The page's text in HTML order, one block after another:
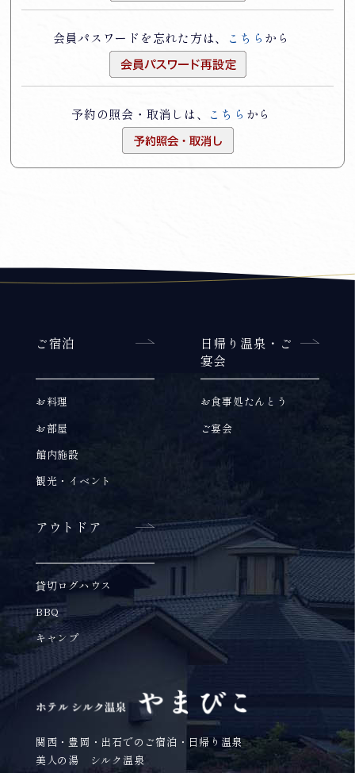
会員パスワードを忘れた方は、 こちら から
予約の照会・取消しは、 こちら から
ご宿泊
お料理
お部屋
館内施設
観光・イベント
日帰り温泉・ご
宴会
お食事処たんとう
ご宴会
アウトドア
貸切ログハウス
BBQ
キャンプ
関西・豊岡・出石でのご宿泊・日帰り温泉
美人の湯 シルク温泉